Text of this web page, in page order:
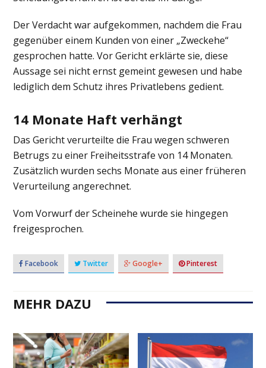
Der Verdacht war aufgekommen, nachdem die Frau
gegenüber einem Kunden von einer „Zweckehe“
gesprochen hatte. Vor Gericht erklärte sie, diese
Aussage sei nicht ernst gemeint gewesen und habe
lediglich dem Schutz ihres Privatlebens gedient.
14 Monate Haft verhängt
Das Gericht verurteilte die Frau wegen schweren
Betrugs zu einer Freiheitsstrafe von 14 Monaten.
Zusätzlich wurden sechs Monate aus einer früheren
Verurteilung angerechnet.
Vom Vorwurf der Scheinehe wurde sie hingegen
freigesprochen.
Facebook Twitter Google+ Pinterest
MEHR DAZU